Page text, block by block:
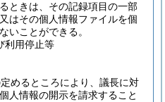
ときは、その記録項目の一部
はその個人情報ファイルを個
いことができる。
利用停止等
めるところにより、議長に対
人情報の開示を請求すること